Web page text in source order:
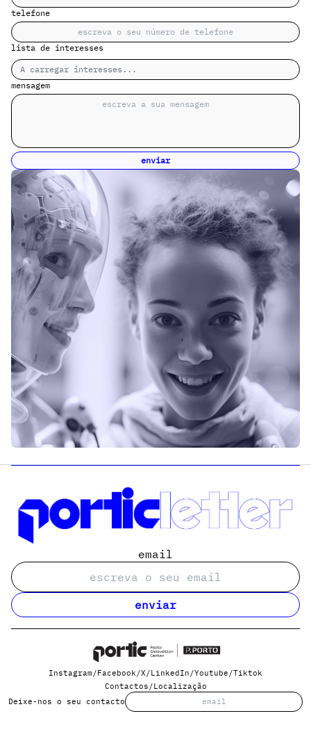
telefone
lista de interesses
A carregar interesses...
mensagem
enviar
email
enviar
Instagram /Facebook /X /LinkedIn /Youtube /Tiktok
Contactos /Localização
Deixe-nos o seu contacto